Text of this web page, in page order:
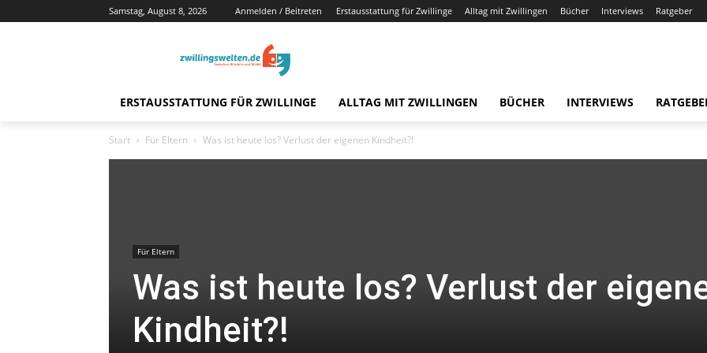
Samstag, August 8, 2026 Anmelden / Beitreten Erstausstattung für Zwillinge Alltag mit Zwillingen Bücher Interviews Ratgeber
ERSTAUSSTATTUNG FÜR ZWILLINGE ALLTAG MIT ZWILLINGEN BÜCHER INTERVIEWS
Start Für Eltern Was ist heute los? Verlust der eigenen Kindheit?!
Für Eltern
Was ist heute los? Verlust der
Kindheit?!